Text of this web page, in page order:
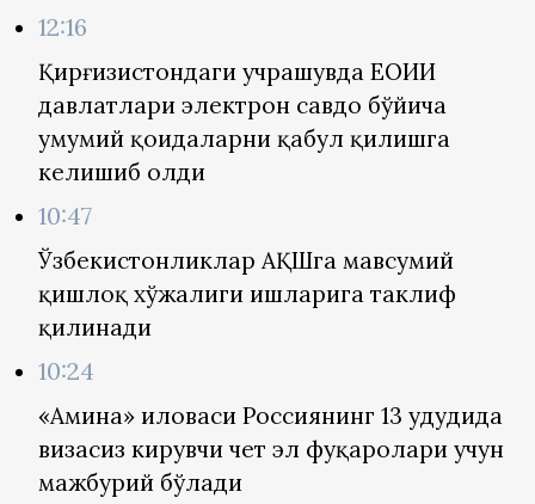
12:16
Қирғизистондаги учрашувда ЕОИИ
давлатлари электрон савдо бўйича
умумий қоидаларни қабул қилишга
келишиб олди
10:47
Ўзбекистонликлар АҚШга мавсумий
қишлоқ хўжалиги ишларига таклиф
қилинади
10:24
«Амина» иловаси Россиянинг 13 ҳудудида
визасиз кирувчи чет эл фуқаролари учун
мажбурий бўлади